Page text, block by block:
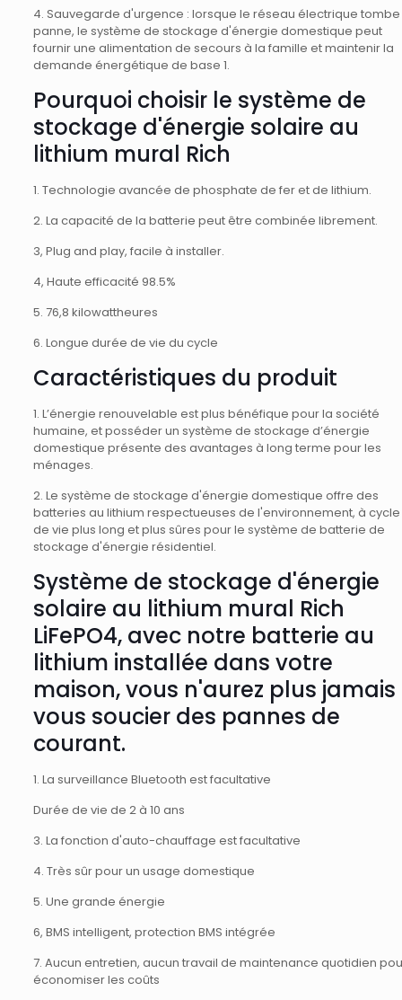
4. Sauvegarde d'urgence : lorsque le réseau électrique
panne, le système de stockage d'énergie domestique peut
fournir une alimentation de secours à la famille et maintenir la
demande énergétique de base 1.
Pourquoi choisir le système de
stockage d'énergie solaire au
lithium mural Rich
1. Technologie avancée de phosphate de fer et de lithium.
2. La capacité de la batterie peut être combinée librement.
3, Plug and play, facile à installer.
4, Haute efficacité 98.5%
5. 76,8 kilowattheures
6. Longue durée de vie du cycle
Caractéristiques du produit
1. L’énergie renouvelable est plus bénéfique pour la société
humaine, et posséder un système de stockage d’énergie
domestique présente des avantages à long terme pour les
ménages.
2. Le système de stockage d'énergie domestique offre des
batteries au lithium respectueuses de l'environnement, à cycle
de vie plus long et plus sûres pour le système de batterie de
stockage d'énergie résidentiel.
Système de stockage d'énergie
solaire au lithium mural Rich
LiFePO4, avec notre batterie au
lithium installée dans votre
maison, vous n'aurez plus jamais
vous soucier des pannes de
courant.
1. La surveillance Bluetooth est facultative
Durée de vie de 2 à 10 ans
3. La fonction d'auto-chauffage est facultative
4. Très sûr pour un usage domestique
5. Une grande énergie
6, BMS intelligent, protection BMS intégrée
7. Aucun entretien, aucun travail de maintenance quotidien
économiser les coûts